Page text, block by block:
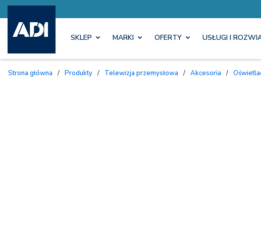
SKLEP MARKI OFERTY USŁUGI I
Strona główna / Produkty / Telewizja przemysłowa / Akcesoria /